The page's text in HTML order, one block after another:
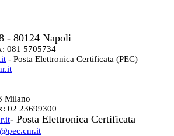
- 80124 Napoli
081 5705734
- Posta Elettronica Certificata (PEC)
Milano
02 23699300
- Posta Elettronica Certificata